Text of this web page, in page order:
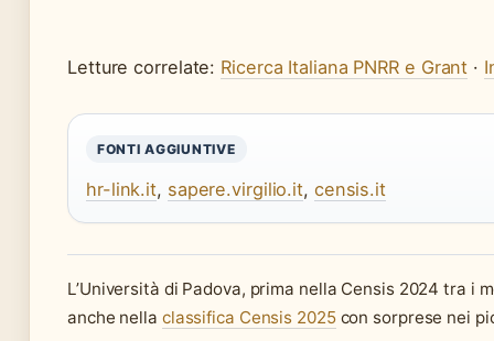
Letture correlate: Ricerca Italiana PNRR e Grant ·
FONTI AGGIUNTIVE
hr-link.it, sapere.virgilio.it, censis.it
L’Università di Padova, prima nella Censis 2024 tra i
anche nella classifica Censis 2025con sorprese nei